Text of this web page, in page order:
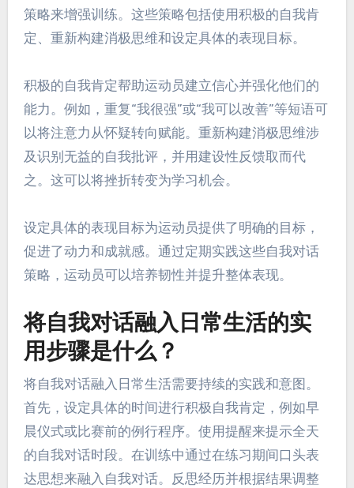
策略来增强训练。这些策略包括使用积极的自我肯
定、重新构建消极思维和设定具体的表现目标。
积极的自我肯定帮助运动员建立信心并强化他们的
能力。例如，重复“我很强”或“我可以改善”等短语可
以将注意力从怀疑转向赋能。重新构建消极思维涉
及识别无益的自我批评，并用建设性反馈取而代
之。这可以将挫折转变为学习机会。
设定具体的表现目标为运动员提供了明确的目标，
促进了动力和成就感。通过定期实践这些自我对话
策略，运动员可以培养韧性并提升整体表现。
将自我对话融入日常生活的实
用步骤是什么？
将自我对话融入日常生活需要持续的实践和意图。
首先，设定具体的时间进行积极自我肯定，例如早
晨仪式或比赛前的例行程序。使用提醒来提示全天
的自我对话时段。在训练中通过在练习期间口头表
达思想来融入自我对话。反思经历并根据结果调整